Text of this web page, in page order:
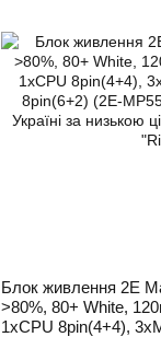
Блок живлення 2E
>80%, 80+ White,
1xCPU 8pin(4+4),